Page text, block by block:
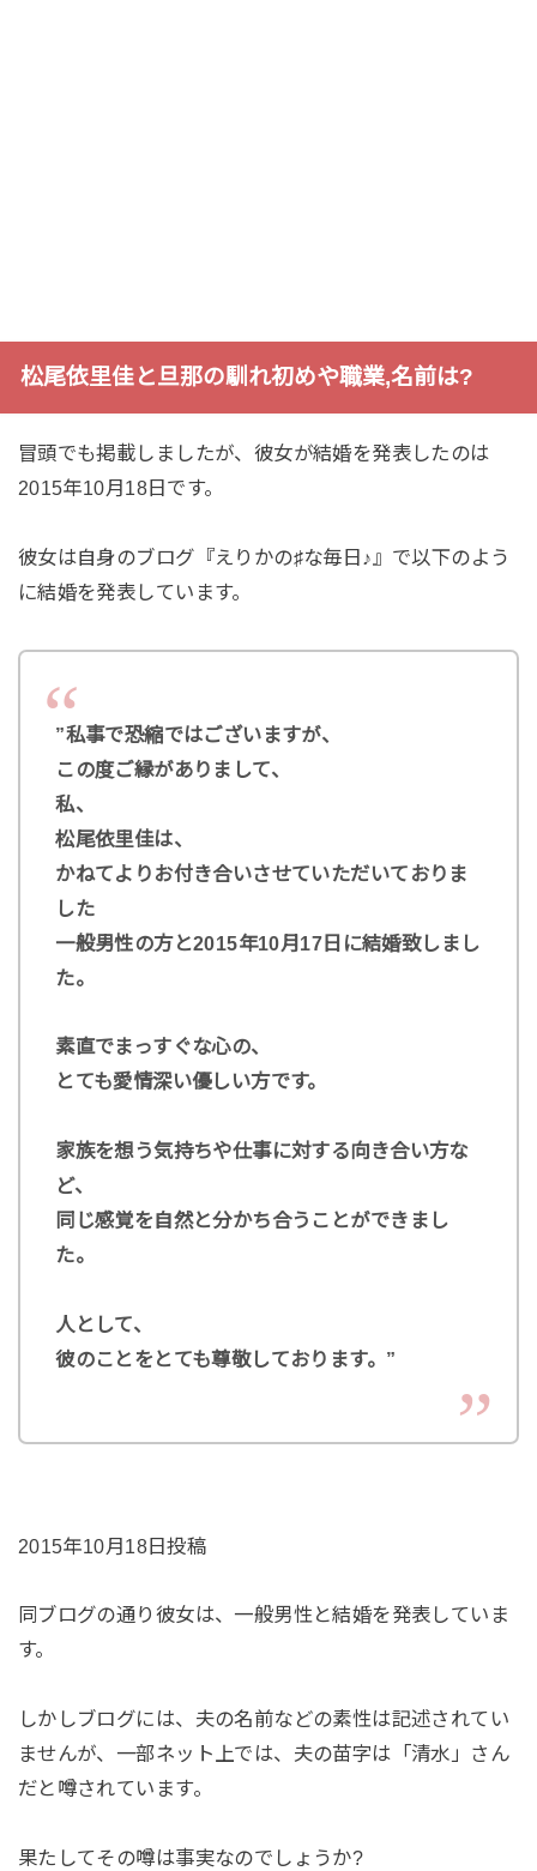
松尾依里佳と旦那の馴れ初めや職業,名前は?
冒頭でも掲載しましたが、彼女が結婚を発表したのは
2015年10月18日です。
彼女は自身のブログ『えりかの♯な毎日♪』で以下のよう
に結婚を発表しています。
”私事で恐縮ではございますが、
この度ご縁がありまして、
私、
松尾依里佳は、
かねてよりお付き合いさせていただいておりま
した
一般男性の方と2015年10月17日に結婚致しまし
た。
素直でまっすぐな心の、
とても愛情深い優しい方です。
家族を想う気持ちや仕事に対する向き合い方な
ど、
同じ感覚を自然と分かち合うことができまし
た。
人として、
彼のことをとても尊敬しております。”
2015年10月18日投稿
同ブログの通り彼女は、一般男性と結婚を発表していま
す。
しかしブログには、夫の名前などの素性は記述されてい
ませんが、一部ネット上では、夫の苗字は「清水」さん
だと噂されています。
果たしてその噂は事実なのでしょうか?